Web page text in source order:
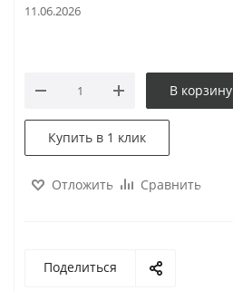
11.06.2026
В корзину
Купить в 1 клик
Отложить Сравнить
Поделиться